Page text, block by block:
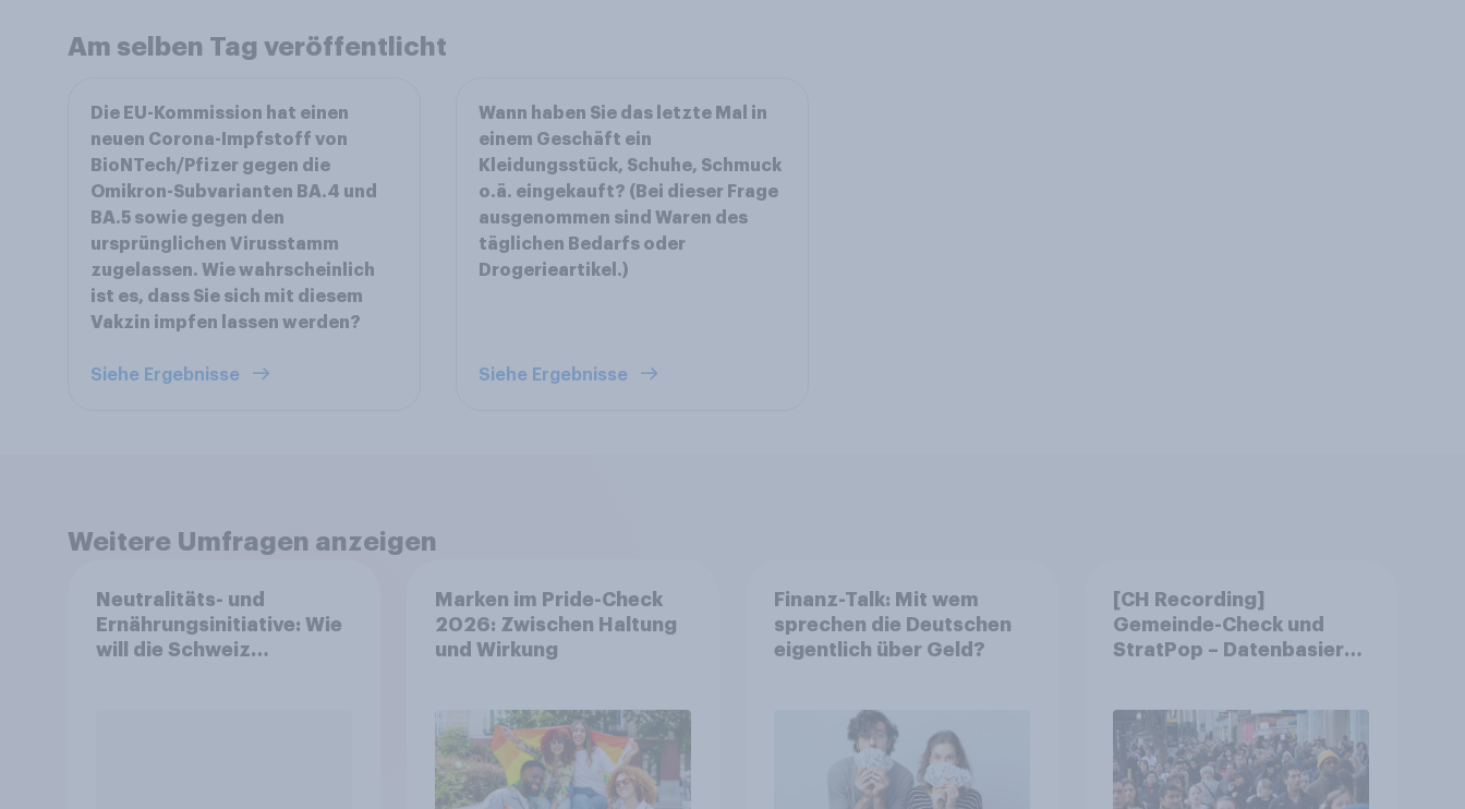
Am selben Tag veröffentlicht
Die EU-Kommission hat einen
neuen Corona-Impfstoff von
BioNTech/Pfizer gegen die
Omikron-Subvarianten BA.4 und
BA.5 sowie gegen den
ursprünglichen Virusstamm
zugelassen. Wie wahrscheinlich
ist es, dass Sie sich mit diesem
Vakzin impfen lassen werden?
Siehe Ergebnisse
Wann haben Sie das letzte Mal in
einem Geschäft ein
Kleidungsstück, Schuhe, Schmuck
o.ä. eingekauft? (Bei dieser Frage
ausgenommen sind Waren des
täglichen Bedarfs oder
Drogerieartikel.)
Siehe Ergebnisse
Weitere Umfragen anzeigen
Neutralitäts- und
Ernährungsinitiative: Wie
will die Schweiz
Marken im Pride-Check
2026: Zwischen Haltung
und Wirkung
Finanz-Talk: Mit wem
sprechen die Deutschen
eigentlich über Geld?
[CH Recording]
Gemeinde-Check und
StratPop – Datenbasierte